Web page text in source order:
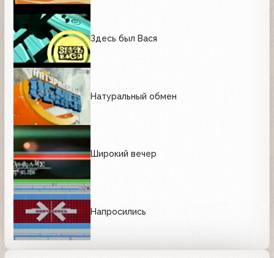
Здесь был Вася
Натуральный обмен
Широкий вечер
Напросились